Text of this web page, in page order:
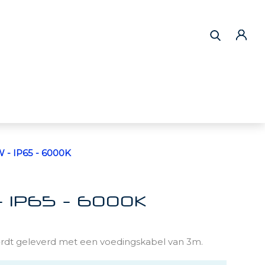
- IP65 - 6000K
IP65 - 6000K
geleverd met een voedingskabel van 3m.